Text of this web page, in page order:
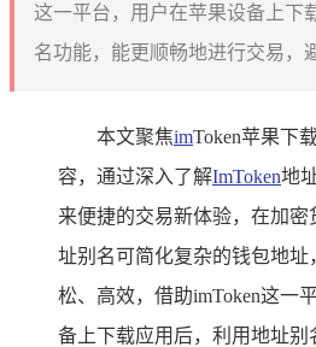
这一平台，用户在苹果设备上下
名功能，能更顺畅地进行交易，
本文聚焦imToken苹果下
容，通过深入了解ImToken地
来便捷的交易新体验，在加
址别名可简化复杂的钱包地址
松、高效，借助imToken这一
备上下载应用后，利用地址别